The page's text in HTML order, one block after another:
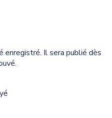
enregistré. Il sera publié dès